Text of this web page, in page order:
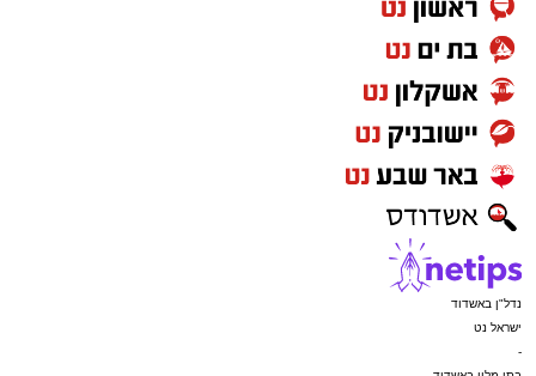
נדל"ן באשדוד
ישראל נט
-